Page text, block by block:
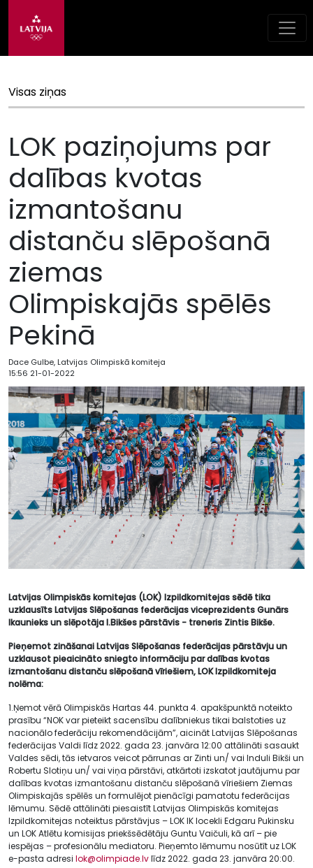
Visas ziņas
LOK paziņojums par
dalības kvotas
izmantošanu
distanču slēpošanā
ziemas
Olimpiskajās spēlēs
Pekinā
Dace Gulbe, Latvijas Olimpiskā komiteja
15:56 21-01-2022
Latvijas Olimpiskās komitejas (LOK) Izpildkomitejas sēdē tika
uzklausīts Latvijas Slēpošanas federācijas viceprezidents Gunārs
Ikaunieks un slēpotāja I.Bikšes pārstāvis - treneris Zintis Bikše.
Pieņemot zināšanai Latvijas Slēpošanas federācijas pārstāvju un
uzklausot pieaicināto sniegto informāciju par dalības kvotas
izmantošanu distanču slēpošanā vīriešiem, LOK Izpildkomiteja
nolēma:
1.Ņemot vērā Olimpiskās Hartas 44. punkta 4. apakšpunktā noteikto
prasību “NOK var pieteikt sacensību dalībniekus tikai balstoties uz
nacionālo federāciju rekomendācijām”, aicināt Latvijas Slēpošanas
federācijas Valdi līdz 2022. gada 23. janvāra 12:00 attālināti sasaukt
Valdes sēdi, tās ietvaros veicot pārrunas ar Zinti un/ vai Induli Bikši un
Robertu Slotiņu un/ vai viņa pārstāvi, atkārtoti izskatot jautājumu par
dalības kvotas izmantošanu distanču slēpošanā vīriešiem Ziemas
Olimpiskajās spēlēs un formulējot pienācīgi pamatotu federācijas
lēmumu. Sēdē attālināti piesaistīt Latvijas Olimpiskās komitejas
Izpildkomitejas noteiktus pārstāvjus – LOK IK locekli Edgaru Pukinsku
un LOK Atlētu komisijas priekšsēdētāju Guntu Vaičuli, kā arī – pie
iespējas – profesionālu mediatoru. Pieņemto lēmumu nosūtīt uz LOK
e-pasta adresi lok@olimpiade.lvlīdz 2022. gada 23. janvāra 20:00.